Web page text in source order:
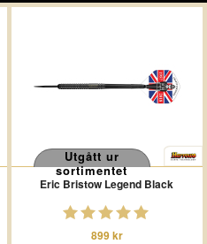
Utgått ur
sortimentet
Eric Bristow Legend Black
899 kr